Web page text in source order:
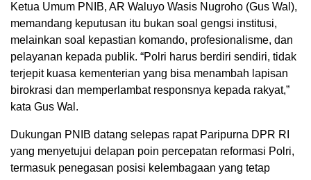
Ketua Umum PNIB, AR Waluyo Wasis Nugroho (Gus Wal),
memandang keputusan itu bukan soal gengsi institusi,
melainkan soal kepastian komando, profesionalisme, dan
pelayanan kepada publik. “Polri harus berdiri sendiri, tidak
terjepit kuasa kementerian yang bisa menambah lapisan
birokrasi dan memperlambat responsnya kepada rakyat,”
kata Gus Wal.
Dukungan PNIB datang selepas rapat Paripurna DPR RI
yang menyetujui delapan poin percepatan reformasi Polri,
termasuk penegasan posisi kelembagaan yang tetap